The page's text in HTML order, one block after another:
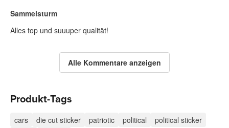
Sammelsturm
Alles top und suuuper qualität!
Alle Kommentare anzeigen
Produkt-Tags
cars die cut sticker patriotic political
political sticker